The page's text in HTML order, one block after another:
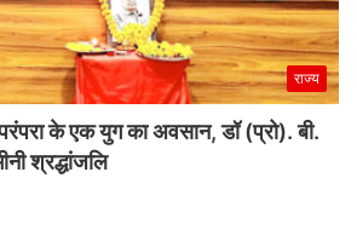
राज्य
के एक युग का अवसान, डॉ (प्रो). बी.
श्रद्धांजलि